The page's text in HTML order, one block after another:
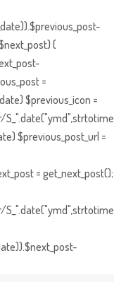
{
=
$previous_icon =
$previous_post_url =
= get_next_post();